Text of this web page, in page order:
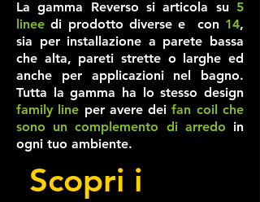
funzionamento
dell'impianto .
delle pompe di
rilancio ai fan coil .
tempo di ritorno
dell'investimento .
dei macchinari e
quando necessario
una stima dei costi
per l'esecuzione dei
lavori . I costi della
manodopera ,
ovviamente sono una
stima in quanto
dipendono dallo
stato di fatto
La gamma Reverso si articola su 5
linee di prodotto diverse e con 14,
sia per installazione a parete bassa
che alta, pareti strette o larghe ed
anche per applicazioni nel bagno.
Tutta la gamma ha lo stesso design
family line per avere dei fan coil che
sono un complemento di arredo in
ogni tuo ambiente.
Scopri i